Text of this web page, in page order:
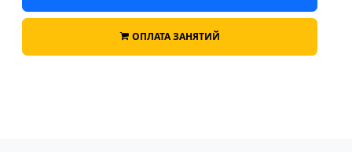
ОПЛАТА ЗАНЯТИЙ